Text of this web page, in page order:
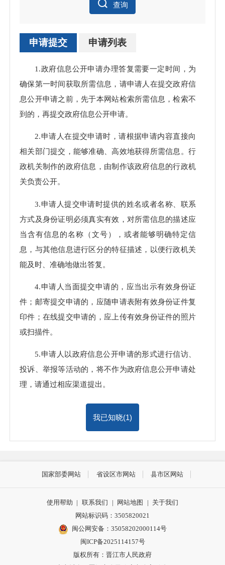
查询
申请提交 申请列表
1.政府信息公开申请办理答复需要一定时间，为
确保第一时间获取所需信息，请申请人在提交政府信
息公开申请之前，先于本网站检索所需信息，检索不
到的，再提交政府信息公开申请。
2.申请人在提交申请时，请根据申请内容直接向
相关部门提交，能够准确、高效地获得所需信息。行
政机关制作的政府信息，由制作该政府信息的行政机
关负责公开。
3.申请人提交申请时提供的姓名或者名称、联系
方式及身份证明必须真实有效，对所需信息的描述应
当含有信息的名称（文号），或者能够明确特定信
息，与其他信息进行区分的特征描述，以便行政机关
能及时、准确地做出答复。
4.申请人当面提交申请的，应当出示有效身份证
件；邮寄提交申请的，应随申请表附有效身份证件复
印件；在线提交申请的，应上传有效身份证件的照片
或扫描件。
5.申请人以政府信息公开申请的形式进行信访、
投诉、举报等活动的，将不作为政府信息公开申请处
理，请通过相应渠道提出。
我已知晓(1)
国家部委网站 省设区市网站 县市区网站
使用帮助 | 联系我们 | 网站地图 | 关于我们
网站标识码：3505820021
闽公网安备：35058202000114号
闽ICP备2025114157号
版权所有：晋江市人民政府